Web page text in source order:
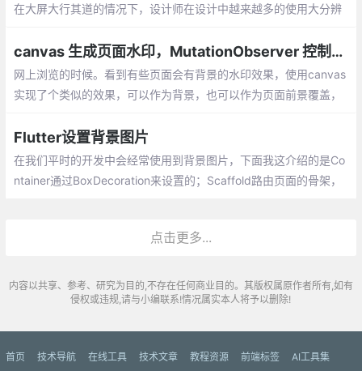
在大屏大行其道的情况下，设计师在设计中越来越多的使用大分辨
传达他们想要向用户传达的内容。
canvas 生成页面水印，MutationObserver 控制节点防修改
网上浏览的时候。看到有些页面会有背景的水印效果，使用canvas
实现了个类似的效果，可以作为背景，也可以作为页面前景覆盖，
Flutter设置背景图片
在我们平时的开发中会经常使用到背景图片，下面我这介绍的是Co
ntainer通过BoxDecoration来设置的；Scaffold路由页面的骨架，
点击更多...
内容以共享、参考、研究为目的,不存在任何商业目的。其版权属原作者所有,如有
侵权或违规,请与小编联系!情况属实本人将予以删除!
首页 技术导航 在线工具 技术文章 教程资源 前端标签
AI工具集